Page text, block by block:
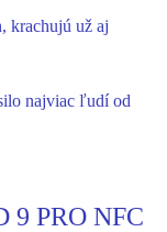
krachujú už aj
najviac ľudí od
PRO NFC